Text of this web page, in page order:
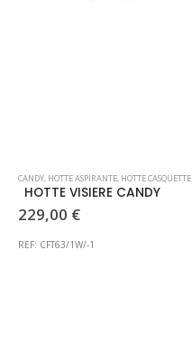
CANDY, HOTTE ASPIRANTE, HOTTE CASQUETTE
HOTTE VISIERE CANDY
229,00 €
REF: CFT63/1W/-1